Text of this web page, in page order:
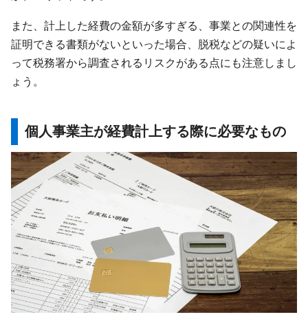
また、計上した経費の金額が多すぎる、事業との関連性を
証明できる書類がないといった場合、脱税などの疑いによ
って税務署から調査されるリスクがある点にも注意しまし
ょう。
個人事業主が経費計上する際に必要なもの